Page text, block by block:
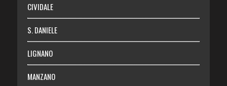
CIVIDALE
S. DANIELE
LIGNANO
MANZANO